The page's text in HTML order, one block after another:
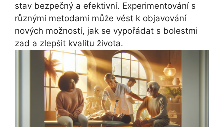
stav bezpečný a efektivní. Experimentování s
různými metodami může vést k objavování
nových možností, jak se vypořádat s bolestmi
zad a zlepšit kvalitu života.